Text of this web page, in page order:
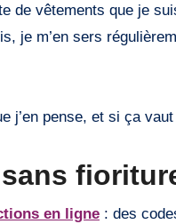
de vêtements que je
je m’en sers
j’en pense, et si ça
en ligne : des